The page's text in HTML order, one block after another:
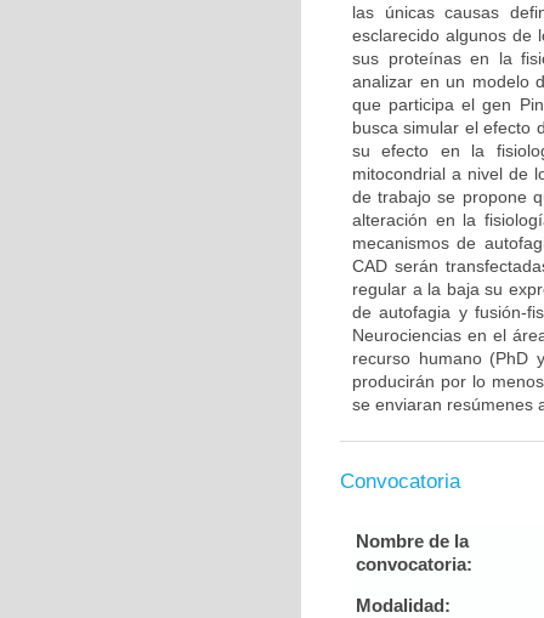
las únicas causas
esclarecido algunos de
sus proteínas en la
analizar en un modelo
que participa el gen
busca simular el efecto
su efecto en la
mitocondrial a nivel de
de trabajo se propone
alteración en la
mecanismos de
CAD serán
regular a la baja su
de autofagia y fusión-
Neurociencias en el
recurso humano (PhD
producirán por lo
se enviaran resúmenes
Convocatoria
Nombre de la
convocatoria:
Modalidad: